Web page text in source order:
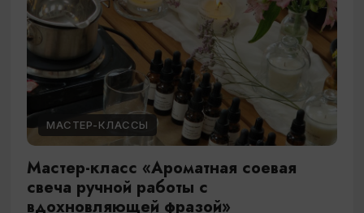
МАСТЕР-КЛАССЫ
Мастер-класс «Ароматная соевая
свеча ручной работы с
вдохновляющей фразой»